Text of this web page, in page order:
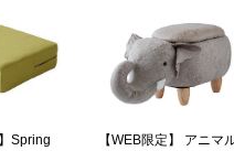
Spring
【WEB限定】 アニマ